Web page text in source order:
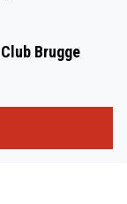
Brugge